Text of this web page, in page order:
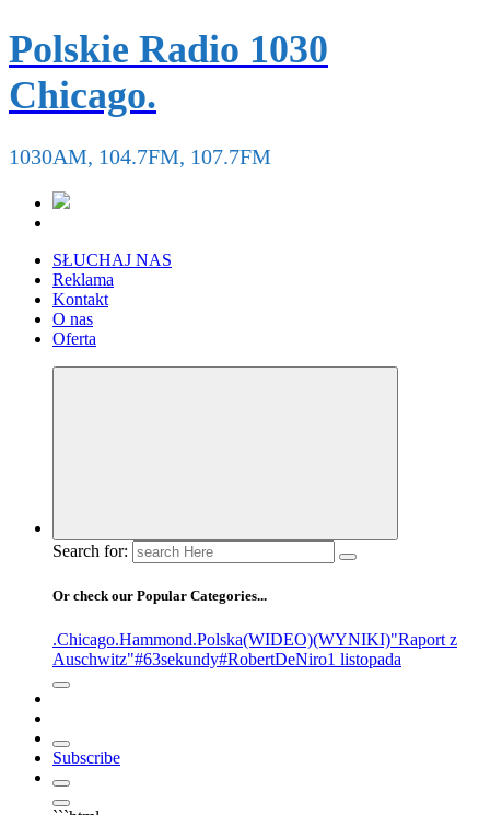
Polskie Radio 1030
Chicago.
1030AM, 104.7FM, 107.7FM
SŁUCHAJ NAS
Reklama
Kontakt
O nas
Oferta
Search for:
Or check our Popular Categories...
.Chicago.Hammond.Polska(WIDEO)(WYNIKI)"Raport z
Auschwitz"#63sekundy#RobertDeNiro1 listopada
Subscribe